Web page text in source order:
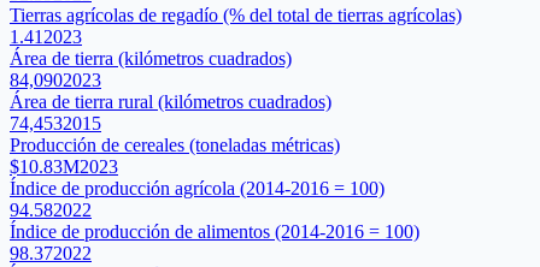
Tierras agrícolas de regadío (% del total de tierras agrícolas)
1.41 2023
Área de tierra (kilómetros cuadrados)
84,0902023
Área de tierra rural (kilómetros cuadrados)
74,4532015
Producción de cereales (toneladas métricas)
$10.83M2023
Índice de producción agrícola (2014-2016 = 100)
94.582022
Índice de producción de alimentos (2014-2016 = 100)
98.372022